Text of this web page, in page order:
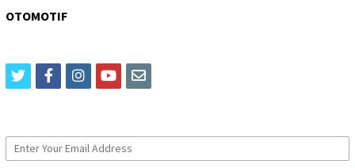
OTOMOTIF
twitterfacebookinstagram
youtubeemail